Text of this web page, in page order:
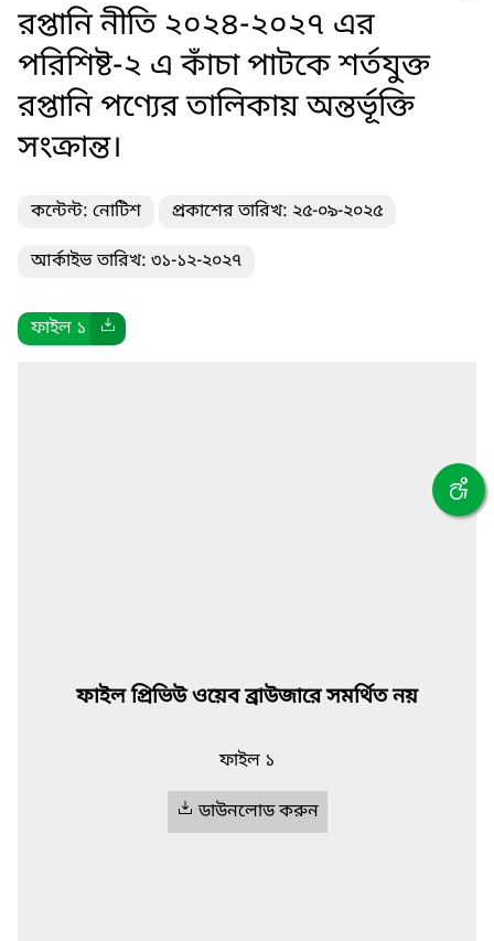
রপ্তানি নীতি ২০২৪-২০২৭ এর
পরিশিষ্ট-২ এ কাঁচা পাটকে শর্তযুক্ত
রপ্তানি পণ্যের তালিকায় অন্তর্ভূক্তি
সংক্রান্ত।
কন্টেন্ট: নোটিশ প্রকাশের তারিখ: ২৫-০৯-২০২৫
আর্কাইভ তারিখ: ৩১-১২-২০২৭
ফাইল ১
ফাইল প্রিভিউ ওয়েব ব্রাউজারে সমর্থিত নয়
ফাইল ১
ডাউনলোড করুন